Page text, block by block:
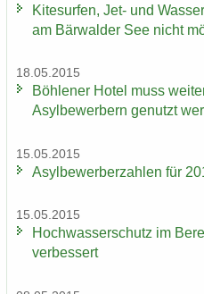
Ki­te­sur­fen, Jet- und
am Bär­wal­der See nicht
18.05.2015
Böh­le­ner Hotel muss
Asyl­be­wer­bern ge­nutzt
15.05.2015
Asyl­be­wer­ber­zah­len für
15.05.2015
Hoch­was­ser­schutz im
ver­bes­sert